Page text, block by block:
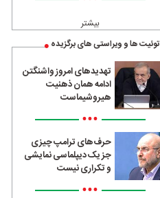
بیشتر
توئیت ها و ویراستی های برگزیده
تهدیدهای امروز واشنگتن
ادامه همان ذهنیت
هیروشیماست
•••
حرف‌های ترامپ چیزی
جز یک دیپلماسی نمایشی
و تکراری نیست
•••